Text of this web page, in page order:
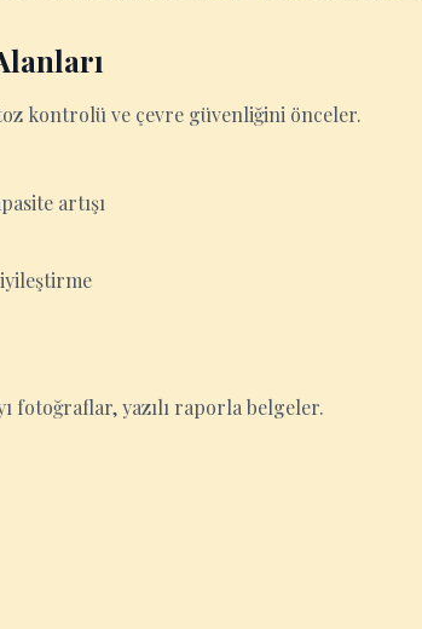
kontrolü ve çevre güvenliğini önceler.
artışı
fotoğraflar, yazılı raporla belgeler.